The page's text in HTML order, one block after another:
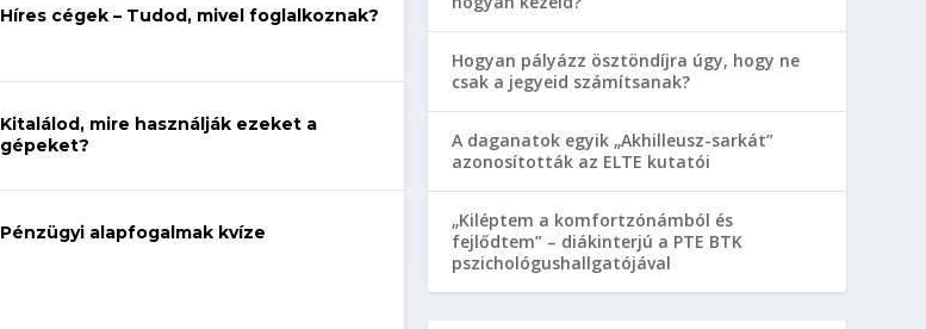
Híres cégek – Tudod, mivel foglalkoznak?
Kitalálod, mire használják ezeket a
gépeket?
Pénzügyi alapfogalmak kvíze
Hogyan pályázz ösztöndíjra úgy, hogy ne
csak a jegyeid számítsanak?
A daganatok egyik „Akhilleusz-sarkát”
azonosították az ELTE kutatói
„Kiléptem a komfortzónámból és
fejlődtem” – diákinterjú a PTE BTK
pszichológushallgatójával